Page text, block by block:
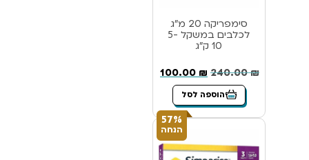
סימפריקה 20 מ”ג
לכלבים במשקל 5-
10 ק”ג
240.00₪
100.00 ₪
הוספה לסל
57%
הנחה